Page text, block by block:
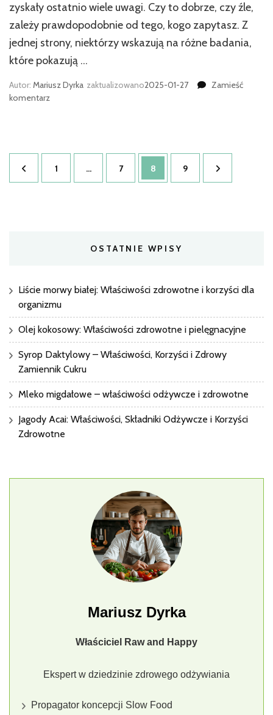
zyskały ostatnio wiele uwagi. Czy to dobrze, czy źle,
zależy prawdopodobnie od tego, kogo zapytasz. Z
jednej strony, niektórzy wskazują na różne badania,
które pokazują …
Autor: Mariusz Dyrka zaktualizowano2025-01-27
Zamieść
komentarzwe
zdrowe?
Stronicowanie
wpisów
Strona
1 … Strona
7 Strona
8 Strona
9
OSTATNIE WPISY
Liście morwy białej: Właściwości zdrowotne i korzyści dla
organizmu
Olej kokosowy: Właściwości zdrowotne i pielęgnacyjne
Syrop Daktylowy – Właściwości, Korzyści i Zdrowy
Zamiennik Cukru
Mleko migdałowe – właściwości odżywcze i zdrowotne
Jagody Acai: Właściwości, Składniki Odżywcze i Korzyści
Zdrowotne
Mariusz Dyrka
Właściciel Raw and Happy
Ekspert w dziedzinie zdrowego odżywiania
Propagator koncepcji Slow Food